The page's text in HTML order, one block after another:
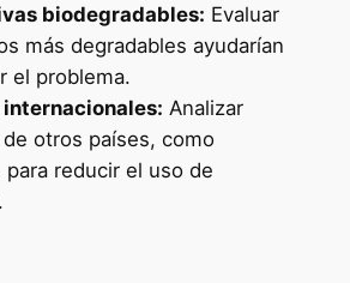
biodegradables: Evaluar
más degradables ayudarían
el problema.
Analizar
otros países, como
para reducir el uso de